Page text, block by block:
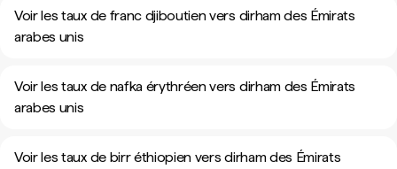
Voir les taux de franc djiboutien vers dirham des Émirats
arabes unis
Voir les taux de nafka érythréen vers dirham des Émirats
arabes unis
Voir les taux de birr éthiopien vers dirham des Émirats